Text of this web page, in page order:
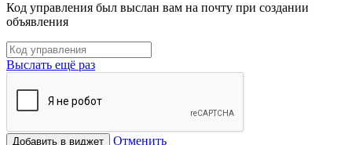
Код управления был выслан вам на почту при создании
объявления
Выслать ещё раз
Добавить в виджет Отменить